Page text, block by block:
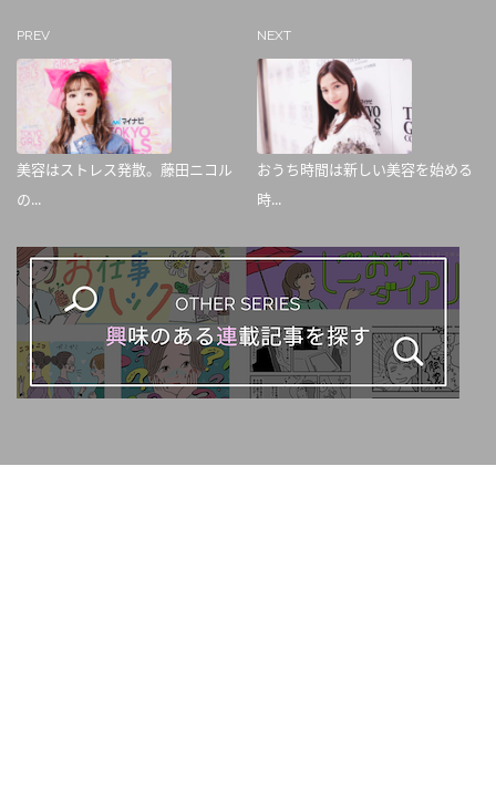
PREV
美容はストレス発散。藤田ニコル
の...
NEXT
おうち時間は新しい美容を始める
時...